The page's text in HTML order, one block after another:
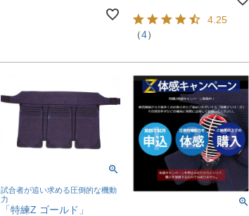
4.25
（4）
試合者が追い求める圧倒的な機動
力
「特練Z ゴールド」